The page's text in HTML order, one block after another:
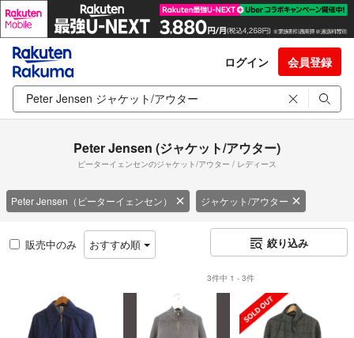
ログイン 会員登録
Peter Jensen (ジャケット/アウター)
ピーターイェンセンのジャケット/アウター / レディース
Peter Jensen（ピーターイェンセン） ジャケット/アウター
販売中のみ おすすめ順 絞り込み
3件中 1 - 3件